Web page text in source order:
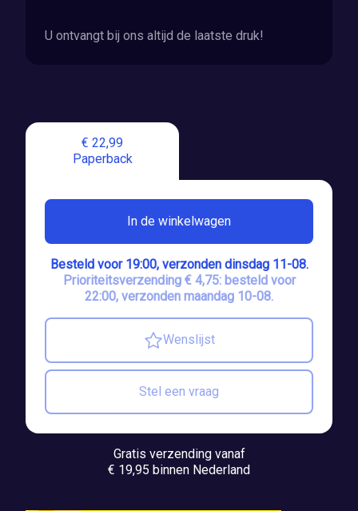
€ 22,99
Paperback
In de winkelwagen
Besteld voor 19:00, verzonden dinsdag 11-08.
Prioriteitsverzending € 4,75: besteld voor
22:00, verzonden maandag 10-08.
Wenslijst
Stel een vraag
Gratis verzending vanaf
€ 19,95 binnen Nederland
U ontvangt bij ons altijd de laatste druk!